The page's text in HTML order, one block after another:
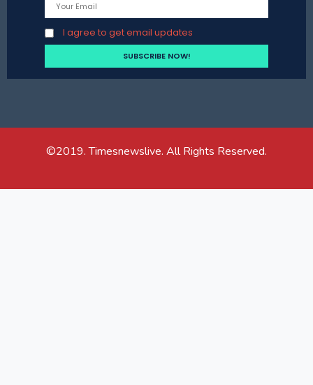
I agree to get email updates
©2019. Timesnewslive. All Rights Reserved.